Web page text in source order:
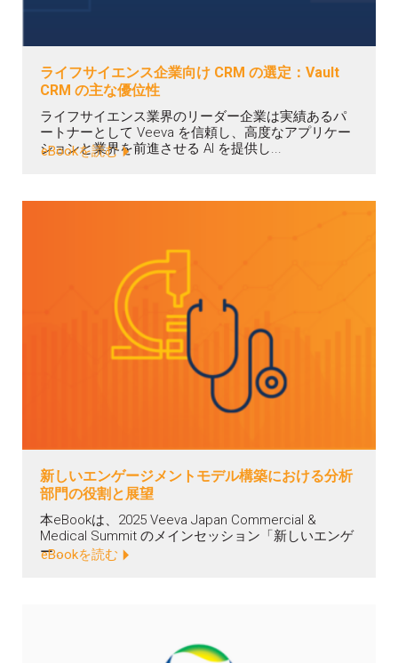
ライフサイエンス企業向け CRM の選定：Vault
CRM の主な優位性
ライフサイエンス業界のリーダー企業は実績あるパ
ートナーとして Veeva を信頼し、高度なアプリケー
ションと業界を前進させる AI を提供し...
eBookを読む
新しいエンゲージメントモデル構築における分析
部門の役割と展望
本eBookは、2025 Veeva Japan Commercial &
Medical Summit のメインセッション「新しいエンゲ
ー...
eBookを読む